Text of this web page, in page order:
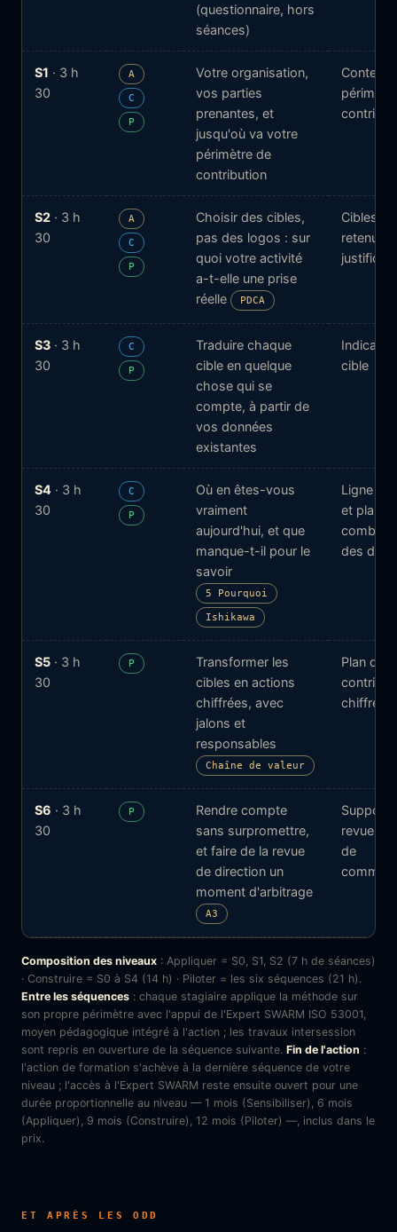
(questionnaire, hors
séances)
S1 · 3 h
30
A
C
P
Votre organisation,
vos parties
prenantes, et
jusqu'où va votre
périmètre de
contribution
S2 · 3 h
30
A
C
P
Choisir des cibles,
pas des logos : sur
quoi votre activité
a-t-elle une prise
réelle
PDCA
Cibles
retenues
S3 · 3 h
30
C
P
Traduire chaque
cible en quelque
chose qui se
compte, à partir de
vos données
existantes
cible
S4 · 3 h
30
C
P
Où en êtes-vous
vraiment
aujourd'hui, et que
manque-t-il pour le
savoir
5 Pourquoi
Ishikawa
Ligne de
et plan
des
S5 · 3 h
30
P
Transformer les
cibles en actions
chiffrées, avec
jalons et
responsables
Chaîne de valeur
Plan de
chiffré
S6 · 3 h
30
P
Rendre compte
sans surpromettre,
et faire de la revue
de direction un
moment d'arbitrage
A3
Support
revue et
de
Composition des niveaux : Appliquer = S0, S1, S2 (7 h de séances)
· Construire = S0 à S4 (14 h) · Piloter = les six séquences (21 h).
Entre les séquences : chaque stagiaire applique la méthode sur
son propre périmètre avec l'appui de l'Expert SWARM ISO 53001,
moyen pédagogique intégré à l'action ; les travaux intersession
sont repris en ouverture de la séquence suivante. Fin de l'action :
l'action de formation s'achève à la dernière séquence de votre
niveau ; l'accès à l'Expert SWARM reste ensuite ouvert pour une
durée proportionnelle au niveau — 1 mois (Sensibiliser), 6 mois
(Appliquer), 9 mois (Construire), 12 mois (Piloter) —, inclus dans le
prix.
ET APRÈS LES ODD